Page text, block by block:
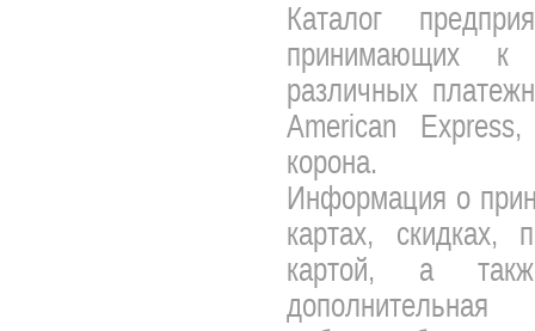
Каталог
принимающих к
различных
American
корона.
Информация о
картах, скидках,
картой, а